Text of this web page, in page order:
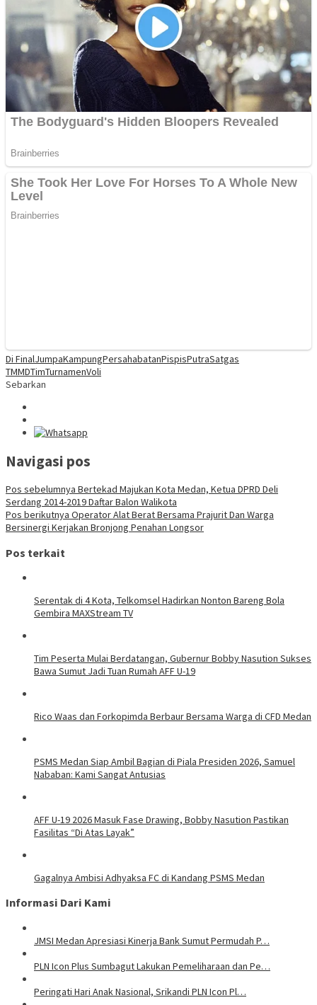
Di FinalJumpaKampungPersahabatanPispisPutraSatgas
TMMDTimTurnamenVoli
Sebarkan
Navigasi pos
Pos sebelumnya Bertekad Majukan Kota Medan, Ketua DPRD Deli
Serdang 2014-2019 Daftar Balon Walikota
Pos berikutnya Operator Alat Berat Bersama Prajurit Dan Warga
Bersinergi Kerjakan Bronjong Penahan Longsor
Pos terkait
Serentak di 4 Kota, Telkomsel Hadirkan Nonton Bareng Bola
Gembira MAXStream TV
Tim Peserta Mulai Berdatangan, Gubernur Bobby Nasution Sukses
Bawa Sumut Jadi Tuan Rumah AFF U-19
Rico Waas dan Forkopimda Berbaur Bersama Warga di CFD Medan
PSMS Medan Siap Ambil Bagian di Piala Presiden 2026, Samuel
Nababan: Kami Sangat Antusias
AFF U-19 2026 Masuk Fase Drawing, Bobby Nasution Pastikan
Fasilitas “Di Atas Layak”
Gagalnya Ambisi Adhyaksa FC di Kandang PSMS Medan
Informasi Dari Kami
JMSI Medan Apresiasi Kinerja Bank Sumut Permudah P…
PLN Icon Plus Sumbagut Lakukan Pemeliharaan dan Pe…
Peringati Hari Anak Nasional, Srikandi PLN Icon Pl…